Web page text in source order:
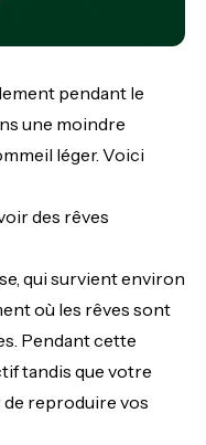
pendant le
une moindre
léger. Voici
des rêves
qui survient environ
où les rêves sont
Pendant cette
tandis que votre
reproduire vos